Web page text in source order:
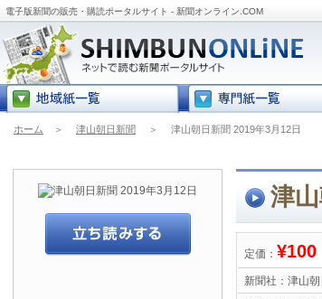
電子版新聞の販売・購読ポータルサイト - 新聞オンライン.COM
ホーム ＞ 津山朝日新聞 ＞ 津山朝日新聞 2019年3月12日
津
定価： ¥100
新聞社： 津山